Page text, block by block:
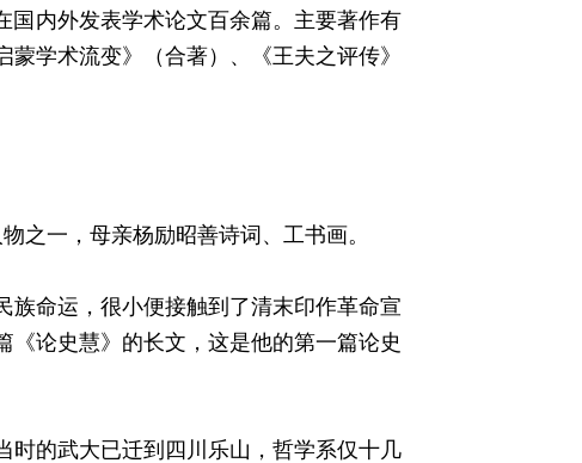
国内外发表学术论文百余篇。主要著作有
学术流变》（合著）、《王夫之评传》
之一，母亲杨励昭善诗词、工书画。
族命运，很小便接触到了清末印作革命宣
论史慧》的长文，这是他的第一篇论史
时的武大已迁到四川乐山，哲学系仅十几